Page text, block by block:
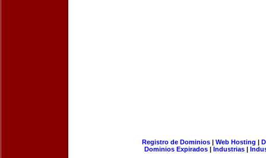
Registro de Dominios| Web Hosting |
Dominios Expirados | Industrias |